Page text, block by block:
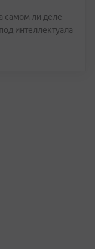
самом ли деле
интеллектуала